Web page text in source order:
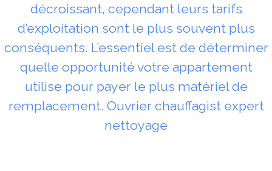
décroissant, cependant leurs tarifs
d’exploitation sont le plus souvent plus
conséquents. L’essentiel est de déterminer
quelle opportunité votre appartement
utilise pour payer le plus matériel de
remplacement. Ouvrier chauffagist expert
nettoyage